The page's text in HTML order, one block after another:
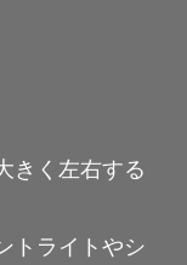
きく左右する
トライトやシ